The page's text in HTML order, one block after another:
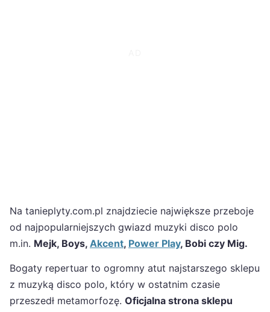
Na tanieplyty.com.pl znajdziecie największe przeboje
od najpopularniejszych gwiazd muzyki disco polo
m.in. Mejk, Boys, Akcent, Power Play, Bobi czy Mig.
Bogaty repertuar to ogromny atut najstarszego sklepu
z muzyką disco polo, który w ostatnim czasie
przeszedł metamorfozę. Oficjalna strona sklepu